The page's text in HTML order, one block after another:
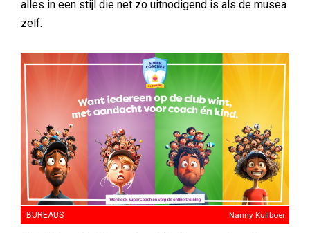
alles in een stijl die net zo uitnodigend is als de musea
zelf.
BUREAUS Nanny Kuilboer